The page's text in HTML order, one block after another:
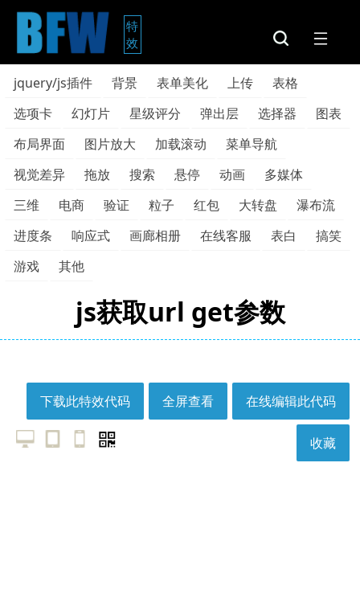
特
效
jquery/js插件 背景 表单美化 上传
表格
选项卡
幻灯片 星级评分 弹出层 选择器
图表
布局界面
图片放大 加载滚动
菜单导航
视觉差异
拖放 搜索 悬停 动画
多媒体
三维
电商 验证 粒子 红包 大转盘
瀑布流
进度条
响应式 画廊相册 在线客服 表白
搞笑
游戏
其他
js获取url get参数
在线编辑此代码
全屏查看
下载此特效代码
收藏